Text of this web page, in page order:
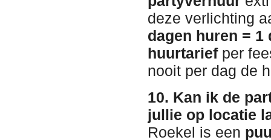
deze verlichting
dagen huren = 1
huurtariefper
nooit per dag de
10. Kan ik de
jullie op locatie
Roekel is een